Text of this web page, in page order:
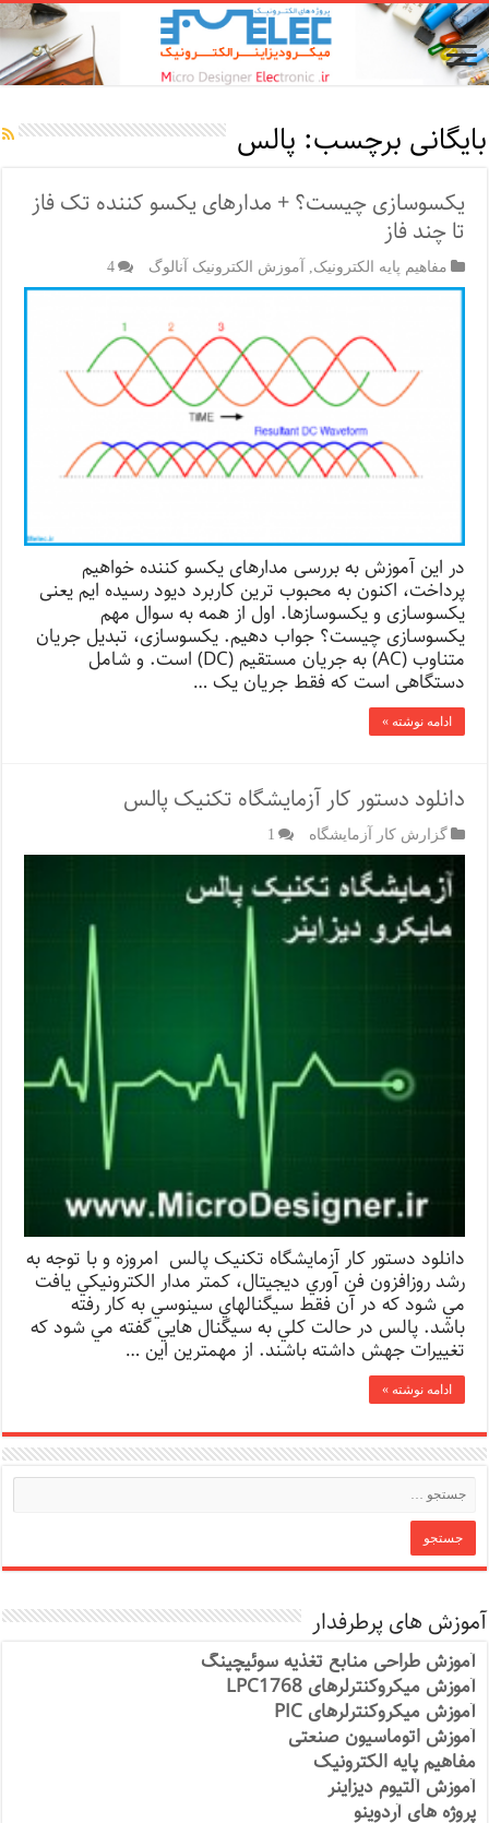
بایگانی برچسب: پالس
یکسوسازی چیست؟ + مدارهای یکسو کننده تک فاز
تا چند فاز
مفاهیم پایه الکترونیک آموزش الکترونیک آنالوگ 4
در این آموزش به بررسی مدارهای یکسو کننده خواهیم
پرداخت، اکنون به محبوب ترین کاربرد دیود رسیده ایم یعنی
یکسوسازی و یکسوسازها. اول از همه به سوال مهم
یکسوسازی چیست؟ جواب دهیم. یکسوسازی، تبدیل جریان
متناوب (AC) به جریان مستقیم (DC) است. و شامل
دستگاهی است که فقط جریان یک …
ادامه نوشته »
دانلود دستور کار آزمایشگاه تکنیک پالس
گزارش کار آزمایشگاه 1
دانلود دستور کار آزمایشگاه تکنیک پالس امروزه و با توجه به
رشد روزافزون فن آوري ديجيتال، كمتر مدار الكترونيكي يافت
مي شود كه در آن فقط سيگنالهاي سينوسي به كار رفته
باشد. پالس در حالت كلي به سيگنال هايي گفته مي شود كه
تغييرات جهش داشته باشند. از مهمترين اين …
ادامه نوشته »
آموزش های پرطرفدار
آموزش طراحی منابع تغذیه سوئیچینگ
آموزش میکروکنترلرهای LPC1768
آموزش میکروکنترلرهای PIC
آموزش اتوماسیون صنعتی
مفاهیم پایه الکترونیک
آموزش آلتیوم دیزاینر
پروژه های آردوینو